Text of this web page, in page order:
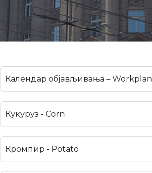
Календар објављивања – Workplan
Кукуруз - Corn
Кромпир - Potato